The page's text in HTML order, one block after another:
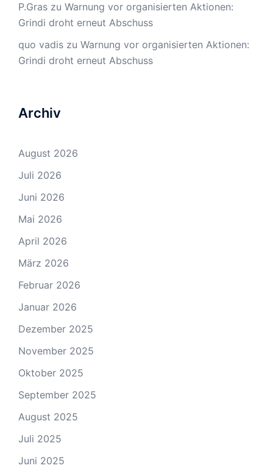
P.Gras zu Warnung vor organisierten Aktionen:
Grindi droht erneut Abschuss
quo vadis zu Warnung vor organisierten Aktionen:
Grindi droht erneut Abschuss
Archiv
August 2026
Juli 2026
Juni 2026
Mai 2026
April 2026
März 2026
Februar 2026
Januar 2026
Dezember 2025
November 2025
Oktober 2025
September 2025
August 2025
Juli 2025
Juni 2025